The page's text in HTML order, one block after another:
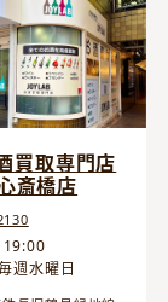
買取専門店
斎橋店
週水曜日